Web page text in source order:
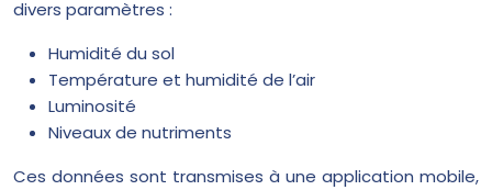
divers paramètres :
Humidité du sol
Température et humidité de l’air
Luminosité
Niveaux de nutriments
Ces données sont transmises à une application mobile,